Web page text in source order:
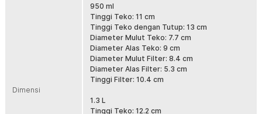
Aman untuk Minuman
Bahan kaca borosilikat yang digunakan punya ketahanan suhu tinggi
yang cocok untuk membuat aneka minuman. Tuangkan air panas
langsung ke dalam teko teh tanpa khawatir rusak atau pecah.
Lebih Banyak Varian untuk Berkreasi
Teko teh ini hadir dengan 2 ukuran yang bisa dipilih sesuai
kebutuhan, yakni 950 ml dan 1.3 L. Gunakan untuk membuat kopi
dalam jumlah besar sekaligus.
Dimensi
950 ml
Tinggi Teko: 11 cm
Tinggi Teko dengan Tutup: 13 cm
Diameter Mulut Teko: 7.7 cm
Diameter Alas Teko: 9 cm
Diameter Mulut Filter: 8.4 cm
Diameter Alas Filter: 5.3 cm
Tinggi Filter: 10.4 cm
1.3 L
Tinggi Teko: 12.2 cm